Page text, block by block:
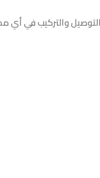
والتركيب في أي